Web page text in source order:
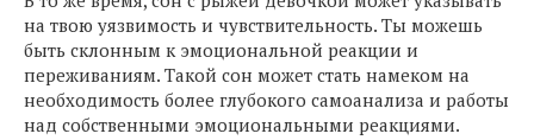
на твою уязвимость и чувствительность. Ты можешь
быть склонным к эмоциональной реакции и
переживаниям. Такой сон может стать намеком на
необходимость более глубокого самоанализа и работы
над собственными эмоциональными реакциями.